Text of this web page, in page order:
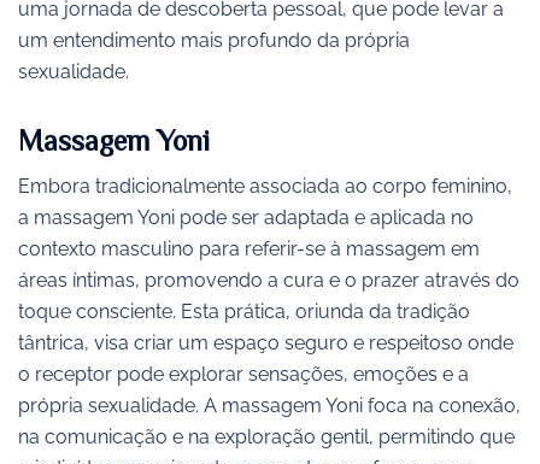
uma jornada de descoberta pessoal, que pode levar a
um entendimento mais profundo da própria
sexualidade.
Massagem Yoni
Embora tradicionalmente associada ao corpo feminino,
a massagem Yoni pode ser adaptada e aplicada no
contexto masculino para referir-se à massagem em
áreas íntimas, promovendo a cura e o prazer através do
toque consciente. Esta prática, oriunda da tradição
tântrica, visa criar um espaço seguro e respeitoso onde
o receptor pode explorar sensações, emoções e a
própria sexualidade. A massagem Yoni foca na conexão,
na comunicação e na exploração gentil, permitindo que